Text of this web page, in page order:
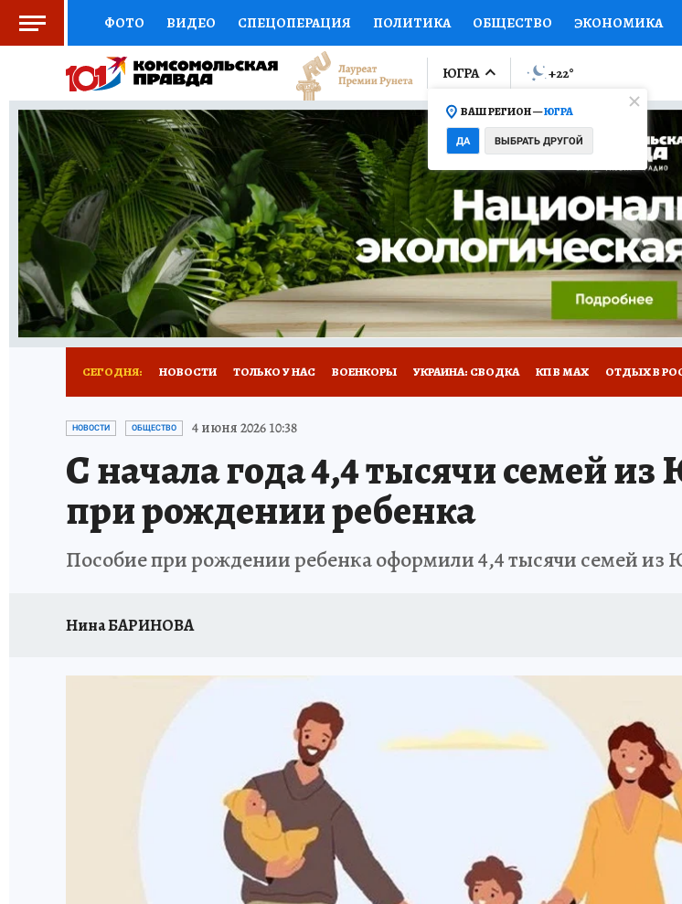
ФОТО ВИДЕО СПЕЦОПЕРАЦИЯ ПОЛИТИКА ОБЩЕСТВО ЭКОНОМИКА
СОЦПОДДЕРЖКА НАУКА СПОРТ КОЛУМНИСТЫ ПРОИСШЕСТВИЯ
ВЫБОР ЭКСПЕРТОВ ДОКТОР ФИНАНСЫ ОТКРЫВАЕМ МИР
КНИЖНАЯ ПОЛКА ПРОГНОЗЫ НА СПОРТ ПРОМОКОДЫ СЕРИАЛЫ
ПРЕСС-ЦЕНТР НЕДВИЖИМОСТЬ ТЕЛЕВИЗОР КОЛЛЕКЦИИ КОНКУРСЫ
РАДИО КП РЕКЛАМА ТЕСТЫ НОВОЕ НА САЙТЕ
ЮГРА
ВАШ РЕГИОН —ЮГРА
ДА ВЫБРАТЬ ДРУГОЙ
+22°
СЕГОДНЯ: НОВОСТИ ТОЛЬКО У НАС ВОЕНКОРЫ УКРАИНА: СВОДКА КП В МАХ ОТДЫХ В
ИСПЫТАНО НА СЕБЕ
НОВОСТИ ОБЩЕСТВО 4 июня 2026 10:38
С начала года 4,4 тысячи семей
при рождении ребенка
Пособие при рождении ребенка оформили 4,4 тысячи семей из
Нина БАРИНОВА